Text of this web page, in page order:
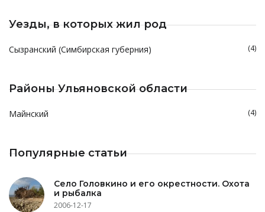
Уезды, в которых жил род
Сызранский (Симбирская губерния) (4)
Районы Ульяновской области
Майнский (4)
Популярные статьи
Село Головкино и его окрестности. Охота
и рыбалка
2006-12-17